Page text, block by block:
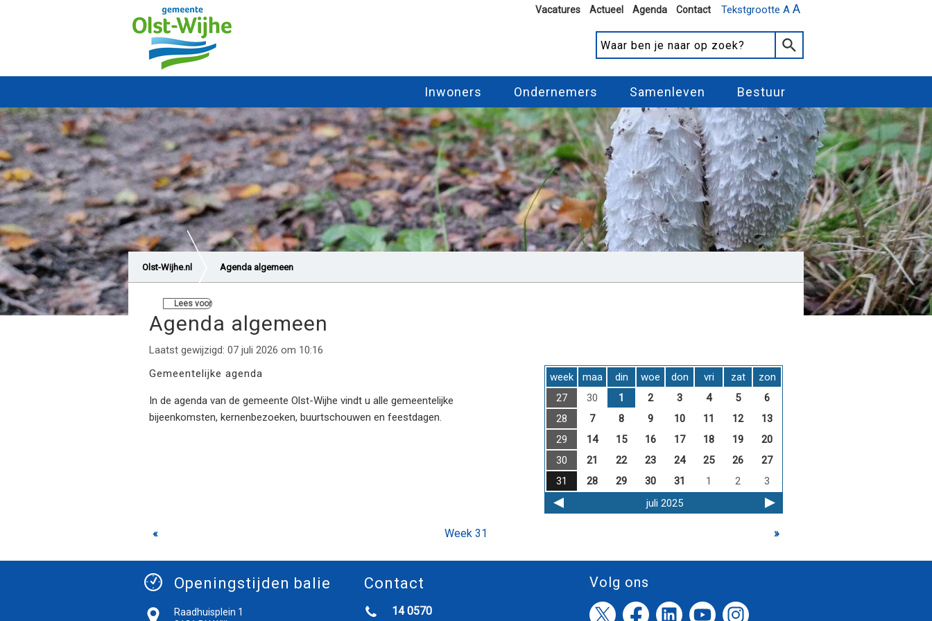
Tekstgrootte A A
Vacatures Actueel Agenda Contact
Inwoners Ondernemers Samenleven Bestuur
Olst-Wijhe.nl Agenda algemeen
Lees voor
Agenda algemeen
Laatst gewijzigd: 07 juli 2026 om 10:16
Gemeentelijke agenda
In de agenda van de gemeente Olst-Wijhe vindt u alle gemeentelijke
bijeenkomsten, kernenbezoeken, buurtschouwen en feestdagen.
week maa din woe don vri zat
zon
27
30 1 2 3 4 5
6
28
7 8 9 10 11 12
13
29
14 15 16 17 18 19
20
30
21 22 23 24 25 26
27
31
28 29 30 31 1 2
3
juli 2025
« Week 31 »
Openingstijden balie
Raadhuisplein 1
Contact
14 0570
Volg ons